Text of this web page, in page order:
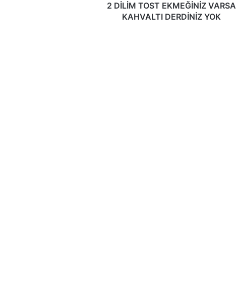
2 DİLİM TOST EKMEĞİNİZ VARSA
KAHVALTI DERDİNİZ YOK